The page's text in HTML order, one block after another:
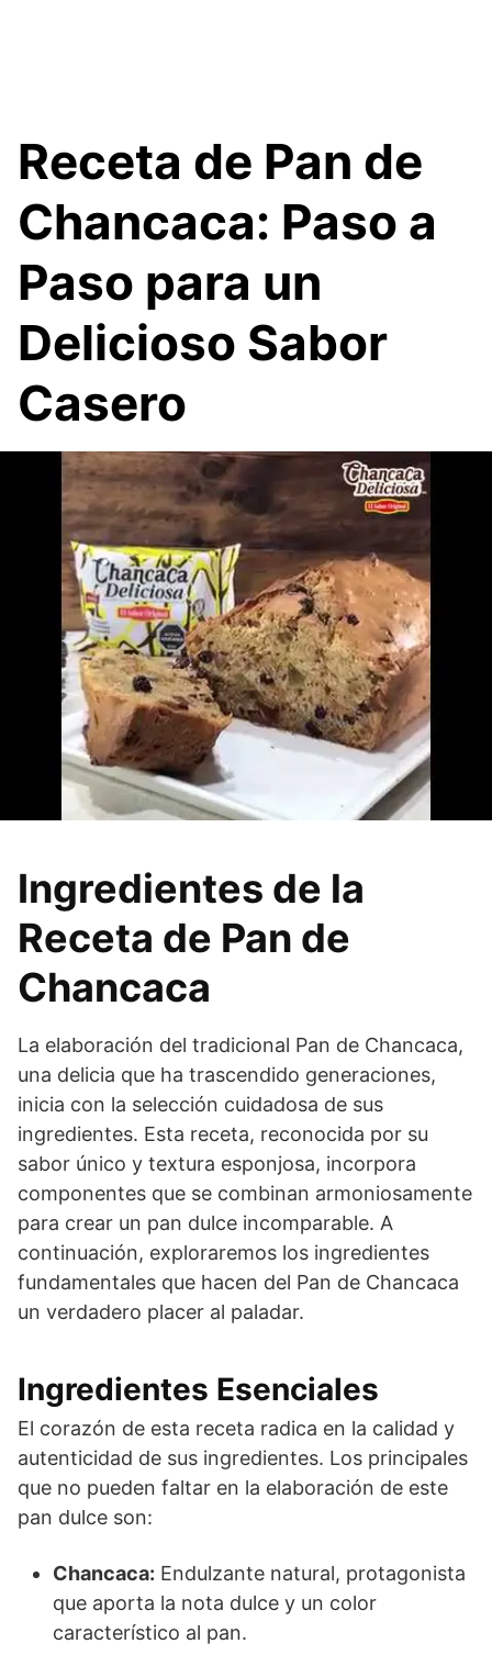
Receta de Pan de
Chancaca: Paso a
Paso para un
Delicioso Sabor
Casero
Ingredientes de la
Receta de Pan de
Chancaca
La elaboración del tradicional Pan de Chancaca,
una delicia que ha trascendido generaciones,
inicia con la selección cuidadosa de sus
ingredientes. Esta receta, reconocida por su
sabor único y textura esponjosa, incorpora
componentes que se combinan armoniosamente
para crear un pan dulce incomparable. A
continuación, exploraremos los ingredientes
fundamentales que hacen del Pan de Chancaca
un verdadero placer al paladar.
Ingredientes Esenciales
El corazón de esta receta radica en la calidad y
autenticidad de sus ingredientes. Los principales
que no pueden faltar en la elaboración de este
pan dulce son:
Chancaca: Endulzante natural, protagonista
que aporta la nota dulce y un color
característico al pan.